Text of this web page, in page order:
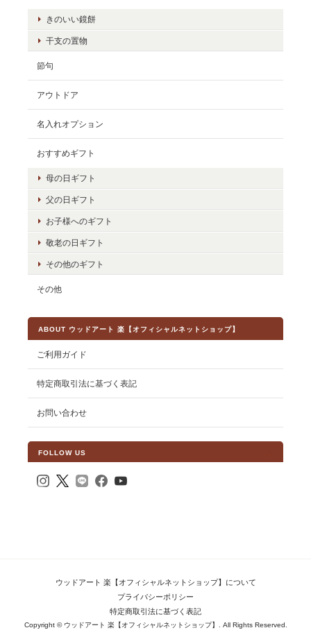
きのいい鏡餅
干支の置物
節句
アウトドア
名入れオプション
おすすめギフト
母の日ギフト
父の日ギフト
お子様へのギフト
敬老の日ギフト
その他のギフト
その他
ABOUT ウッドアート 楽【オフィシャルネットショップ】
ご利用ガイド
特定商取引法に基づく表記
お問い合わせ
FOLLOW US
ウッドアート 楽【オフィシャルネットショップ】について
プライバシーポリシー
特定商取引法に基づく表記
Copyright © ウッドアート 楽【オフィシャルネットショップ】. All Rights Reserved.